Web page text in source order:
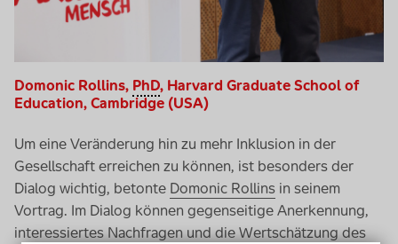
Domonic Rollins, PhD, Harvard Graduate School of
Education, Cambridge (USA)
Um eine Veränderung hin zu mehr Inklusion in der
Gesellschaft erreichen zu können, ist besonders der
Dialog wichtig, betonte Domonic Rollins in seinem
Vortrag. Im Dialog können gegenseitige Anerkennung,
interessiertes Nachfragen und die Wertschätzung des